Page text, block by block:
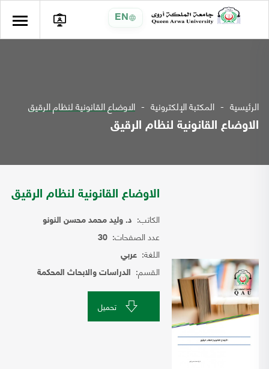
EN
الرئيسية المكتبة الإلكترونية الاوضاع القانونية لنظام الرقيق
الاوضاع القانونية لنظام الرقيق
الاوضاع القانونية لنظام الرقيق
الكاتب: د. وليد محمد محسن النونو
عدد الصفحات: 30
اللغة: عربي
القسم: الدراسات والابحاث المحكمة
تحميل